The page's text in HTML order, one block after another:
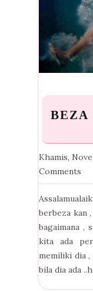
BEZA
Khamis,
Comments
berbeza kan
bagaimana ,
kita ada
memiliki dia
bila dia ada